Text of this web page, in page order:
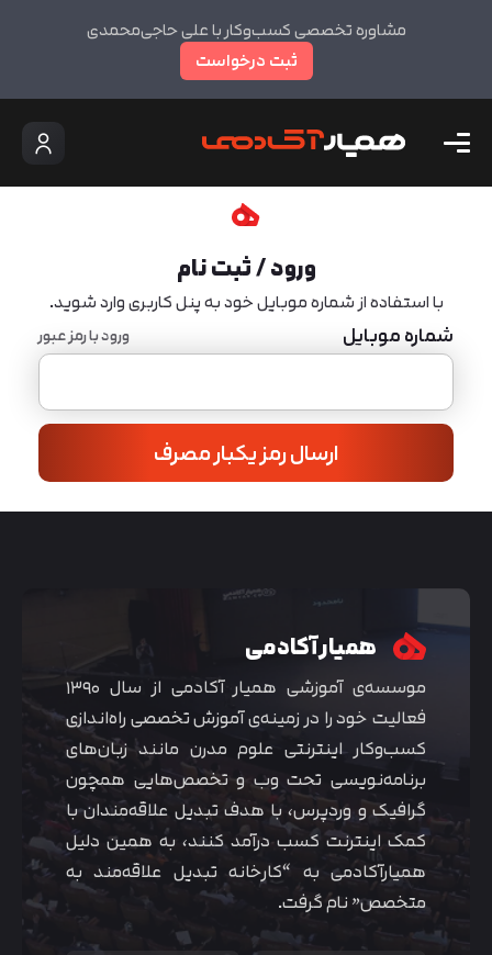
مشاوره تخصصی کسب‌وکار با علی حاجی‌محمدی
ثبت درخواست
ورود / ثبت نام
با استفاده از شماره موبایل خود به پنل کاربری وارد شوید.
شماره موبایل ورود با رمز عبور
ارسال رمز یکبار مصرف
همیار آکادمی
موسسه‌ی آموزشی همیار آکادمی از سال ۱۳۹۰
فعالیت خود را در زمینه‌ی آموزش تخصصی راه‌اندازی
کسب‌و‌کار اینترنتی علوم مدرن مانند زبان‌های
برنامه‌نویسی تحت وب و تخصص‌هایی همچون
گرافیک و وردپرس، با هدف تبدیل علاقه‌مندان با
کمک اینترنت کسب درآمد کنند، به همین دلیل
همیارآکادمی به “کارخانه تبدیل علاقه‌مند به
متخصص” نام گرفت.
متوجه شدم